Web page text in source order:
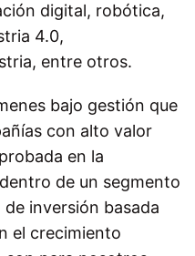
digital, robótica,
4.0,
entre otros.
bajo gestión que
con alto valor
en la
de un segmento
inversión basada
el crecimiento